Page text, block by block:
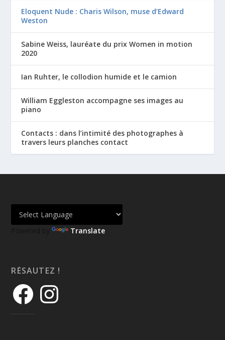
Eloquent Nude : Charis Wilson, muse d’Edward
Weston
Sabine Weiss, lauréate du prix Women in motion
2020
Ian Ruhter, le collodion humide et le camion
William Eggleston accompagne ses images au
piano
Contacts : dans l’intimité des photographes à
travers leurs planches contact
Powered by Translate
RÉSAUTEZ !